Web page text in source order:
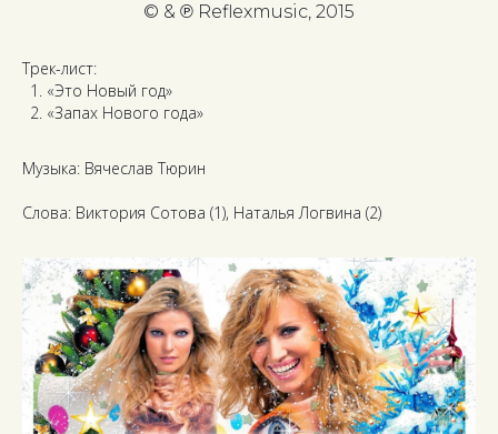
© & ℗ Reflexmusic, 2015
Трек-лист:
«Это Новый год»
«Запах Нового года»
Музыка: Вячеслав Тюрин
Слова: Виктория Сотова (1), Наталья Логвина (2)